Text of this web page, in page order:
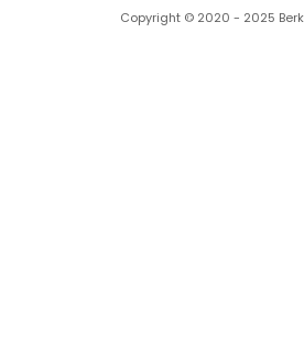
Copyright © 2020 - 2025